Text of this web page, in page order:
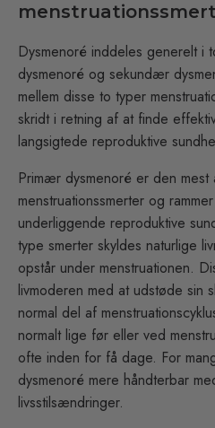
Dysmenoré inddeles generelt i
dysmenoré og sekundær
mellem disse to typer
skridt i retning af at finde
langsigtede reproduktive
Primær dysmenoré er den mest
menstruationssmerter og
underliggende reproduktive
type smerter skyldes naturlige
opstår under menstruationen.
livmoderen med at udstøde sin
normal del af
normalt lige før eller ved
ofte inden for få dage. For
dysmenoré mere håndterbar
livsstilsændringer.